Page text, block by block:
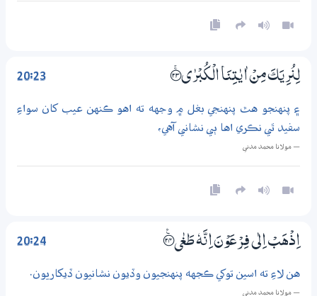
20:23 لِنُرِيَكَ مِنْ اٰيٰتِنَا الْكُبْرٰى ؀ۚ23
۽ پنهنجو هٿ پنهنجي بغل ۾ وجهه ته اهو ڪنهن عيب کان سواءِ
سفيد ٿي نڪري اها ٻي نشاني آهي،
— مولانا محمد مدني
20:24 اِذْهَبْ اِلٰى فِرْعَوْنَ اِنَّهٗ طَغٰي ؀ۧ24
هن لاءِ ته اسين توکي ڪجهه پنهنجيون وڏيون نشانيون ڏيکاريون.
— مولانا محمد مدني